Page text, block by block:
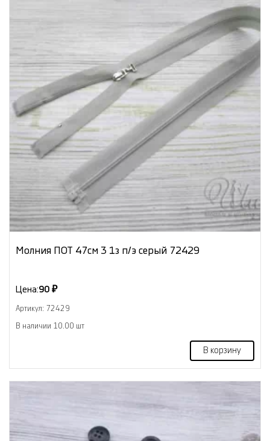
Молния ПОТ 47см 3 1з п/э серый 72429
Цена:90 ₽
Артикул: 72429
В наличии 10.00 шт
В корзину